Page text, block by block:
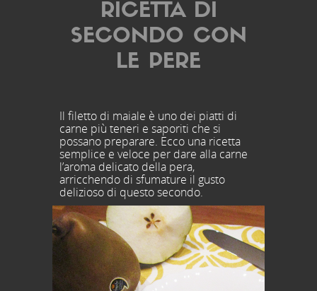
RICETTA DI
SECONDO CON
LE PERE
Il filetto di maiale è uno dei piatti di
carne più teneri e saporiti che si
possano preparare. Ecco una ricetta
semplice e veloce per dare alla carne
l’aroma delicato della pera,
arricchendo di sfumature il gusto
delizioso di questo secondo.